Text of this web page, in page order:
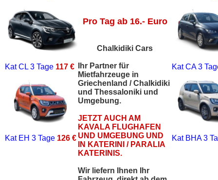
Kat CL 3 Tage 117 €
Kat EH 3 Tage 126 €
Pro Tag ab 16.- Euro
Chalkidiki Cars
Ihr Partner für
Mietfahrzeuge in
Griechenland / Chalkidiki
und Thessaloniki und
Umgebung.
JETZT AUCH AM
KAVALA FLUGHAFEN
UND UMGEBUNG UND
IN KATERINI / PARALIA
KATERINIS.
Wir liefern Ihnen Ihr
Kat CA3
Kat BHA3